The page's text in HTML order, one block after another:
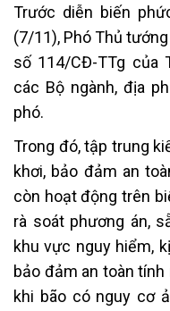
Trước diễn biến
(7/11), Phó Thủ
số 114/CĐ-TTg của
các Bộ ngành, địa
phó.
Trong đó, tập trung
khơi, bảo đảm an
còn hoạt động trên
rà soát phương án,
khu vực nguy hiểm,
bảo đảm an toàn
khi bão có nguy cơ